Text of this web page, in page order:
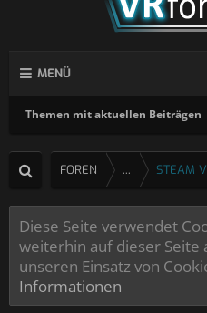
MENÜ
Themen mit aktuellen Beiträgen
FOREN ... STEAM
Diese Seite verwendet
weiterhin auf dieser Seite
unseren Einsatz von
Informationen